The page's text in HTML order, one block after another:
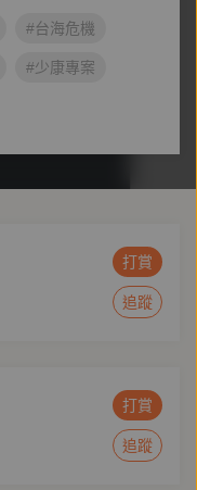
#台海危機
#少康專案
打賞
追蹤
打賞
追蹤